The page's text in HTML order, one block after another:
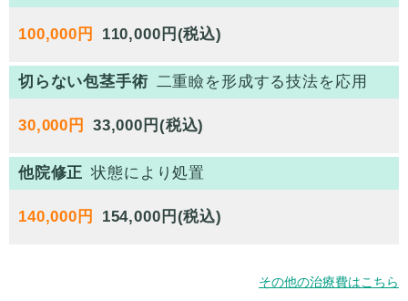
100,000円 110,000円(税込)
切らない包茎手術 二重瞼を形成する技法を応用
30,000円
他院修正 状態により処置
140,000円
その他の治療費はこちら